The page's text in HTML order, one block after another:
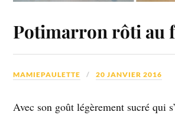
Potimarron rôti au
MAMIEPAULETTE 20 JANVIER 2016
Avec son goût légèrement sucré qui